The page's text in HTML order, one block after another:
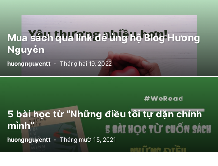
Mua sách qua link để ủng hộ Blog Hương
Nguyễn
huongnguyentt - Tháng hai 19, 2022
5 bài học từ “Những điều tôi tự dặn chính
mình”
huongnguyentt - Tháng mười 15, 2021